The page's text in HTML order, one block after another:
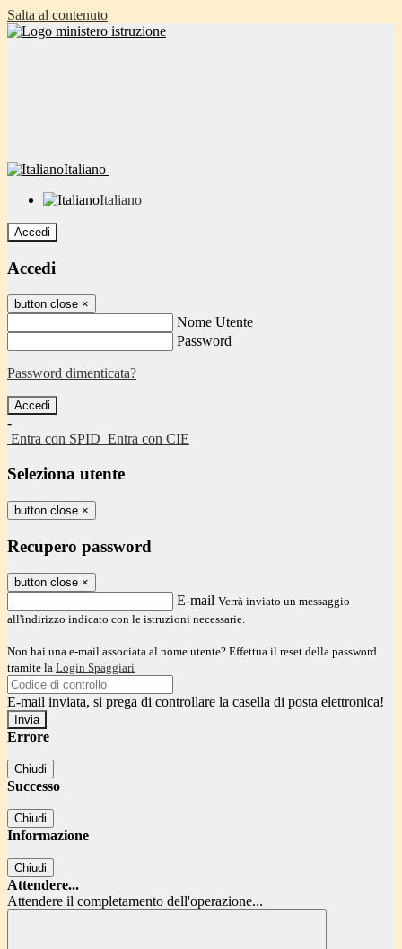
Salta al contenuto
Italiano
Italiano
Accedi
Accedi
button close ×
Nome Utente
Password
Password dimenticata?
-
Entra con SPID Entra con CIE
Seleziona utente
button close ×
Recupero password
button close ×
E-mail Verrà inviato un messaggio
all'indirizzo indicato con le istruzioni necessarie.
Non hai una e-mail associata al nome utente? Effettua il reset della password
tramite la Login Spaggiari
E-mail inviata, si prega di controllare la casella di posta elettronica!
Errore
Chiudi
Successo
Chiudi
Informazione
Chiudi
Attendere...
Attendere il completamento dell'operazione...